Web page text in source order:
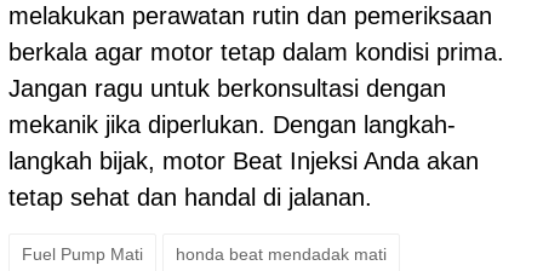
melakukan perawatan rutin dan pemeriksaan
berkala agar motor tetap dalam kondisi prima.
Jangan ragu untuk berkonsultasi dengan
mekanik jika diperlukan. Dengan langkah-
langkah bijak, motor Beat Injeksi Anda akan
tetap sehat dan handal di jalanan.
Fuel Pump Mati honda beat mendadak mati